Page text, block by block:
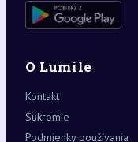
O Lumile
Kontakt
Súkromie
Podmienky používania